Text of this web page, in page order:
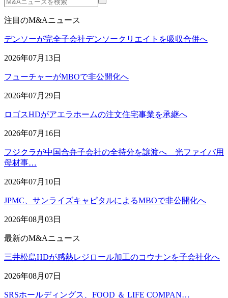
注目のM&Aニュース
デンソーが完全子会社デンソークリエイトを吸収合併へ
2026年07月13日
フューチャーがMBOで非公開化へ
2026年07月29日
ロゴスHDがアエラホームの注文住宅事業を承継へ
2026年07月16日
フジクラが中国合弁子会社の全持分を譲渡へ 光ファイバ用
母材事…
2026年07月10日
JPMC、サンライズキャピタルによるMBOで非公開化へ
2026年08月03日
最新のM&Aニュース
三井松島HDが感熱レジロール加工のコウナンを子会社化へ
2026年08月07日
SRSホールディングス、FOOD ＆ LIFE COMPAN…